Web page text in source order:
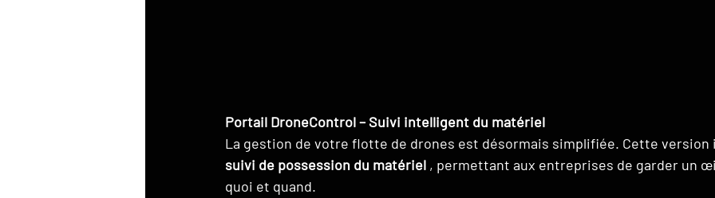
Portail DroneControl – Suivi intelligent du matériel
La gestion de votre flotte de drones est désormais simplifiée. Cette
suivi de possession du matériel , permettant aux entreprises de garder un
quoi et quand.